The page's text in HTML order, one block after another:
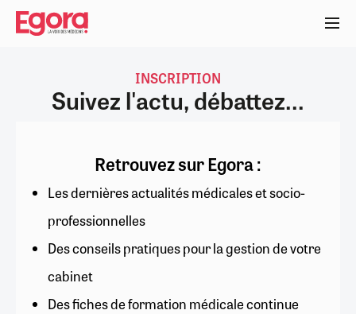
Aller
contenu
INSCRIPTION
Suivez l'actu, débattez...
Retrouvez sur Egora :
Les dernières actualités médicales et socio-
professionnelles
Des conseils pratiques pour la gestion de votre
cabinet
Des fiches de formation médicale continue